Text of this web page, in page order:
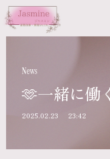
News
🫶一緒に働
2025.02.23 23:42